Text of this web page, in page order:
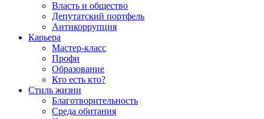
Власть и общество
Депутатский портфель
Антикоррупция
Карьера
Мастер-класс
Профи
Образование
Кто есть кто?
Стиль жизни
Благотворительность
Среда обитания